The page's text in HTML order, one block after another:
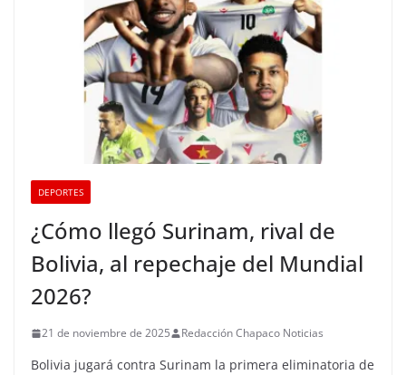
DEPORTES
¿Cómo llegó Surinam, rival de
Bolivia, al repechaje del Mundial
2026?
21 de noviembre de 2025 Redacción Chapaco Noticias
Bolivia jugará contra Surinam la primera eliminatoria de